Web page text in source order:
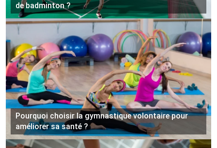
de badminton ?
Pourquoi choisir la gymnastique volontaire pour
améliorer sa santé ?